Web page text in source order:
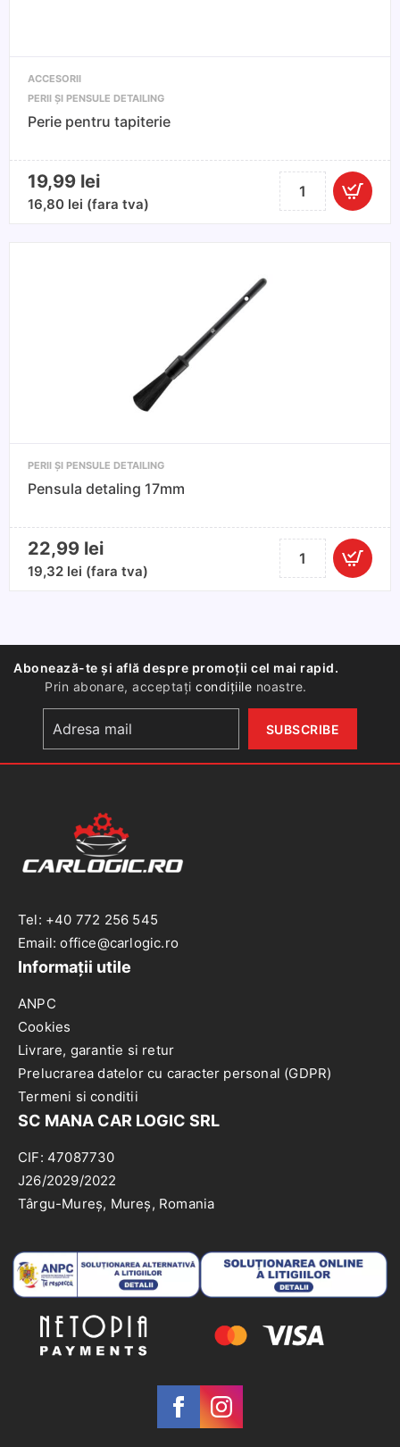
ACCESORII
PERII ȘI PENSULE DETAILING
Perie pentru tapiterie
19,99 lei
16,80 lei (fara tva)
Cantitate
Perie
PERII ȘI PENSULE DETAILING
Pensula detaling 17mm
22,99 lei
19,32 lei (fara tva)
Cantitate
Pensula
Abonează-te și află despre promoții cel mai rapid.
Prin abonare, acceptațicondițiile noastre.
Tel: +40 772 256 545
Email: office@carlogic.ro
Informații utile
ANPC
Cookies
Livrare, garantie si retur
Prelucrarea datelor cu caracter personal (GDPR)
Termeni si conditii
SC MANA CAR LOGIC SRL
CIF: 47087730
J26/2029/2022
Târgu-Mureș, Mureș, Romania